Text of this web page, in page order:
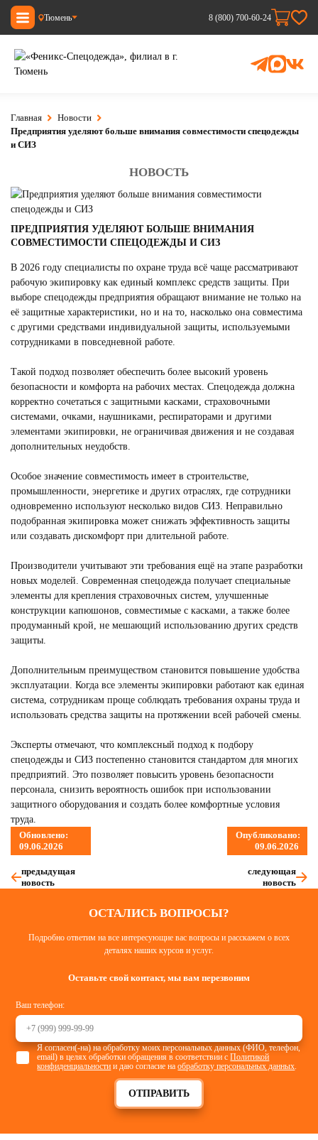
Тюмень 8 (800) 700-60-24
Главная
Новости
Предприятия уделяют больше внимания совместимости спецодежды
и СИЗ
НОВОСТЬ
ПРЕДПРИЯТИЯ УДЕЛЯЮТ БОЛЬШЕ ВНИМАНИЯ
СОВМЕСТИМОСТИ СПЕЦОДЕЖДЫ И СИЗ
В 2026 году специалисты по охране труда всё чаще рассматривают
рабочую экипировку как единый комплекс средств защиты. При
выборе спецодежды предприятия обращают внимание не только на
её защитные характеристики, но и на то, насколько она совместима
с другими средствами индивидуальной защиты, используемыми
сотрудниками в повседневной работе.
Такой подход позволяет обеспечить более высокий уровень
безопасности и комфорта на рабочих местах. Спецодежда должна
корректно сочетаться с защитными касками, страховочными
системами, очками, наушниками, респираторами и другими
элементами экипировки, не ограничивая движения и не создавая
дополнительных неудобств.
Особое значение совместимость имеет в строительстве,
промышленности, энергетике и других отраслях, где сотрудники
одновременно используют несколько видов СИЗ. Неправильно
подобранная экипировка может снижать эффективность защиты
или создавать дискомфорт при длительной работе.
Производители учитывают эти требования ещё на этапе разработки
новых моделей. Современная спецодежда получает специальные
элементы для крепления страховочных систем, улучшенные
конструкции капюшонов, совместимые с касками, а также более
продуманный крой, не мешающий использованию других средств
защиты.
Дополнительным преимуществом становится повышение удобства
эксплуатации. Когда все элементы экипировки работают как единая
система, сотрудникам проще соблюдать требования охраны труда и
использовать средства защиты на протяжении всей рабочей смены.
Эксперты отмечают, что комплексный подход к подбору
спецодежды и СИЗ постепенно становится стандартом для многих
предприятий. Это позволяет повысить уровень безопасности
персонала, снизить вероятность ошибок при использовании
защитного оборудования и создать более комфортные условия
труда.
Обновлено:
09.06.2026
Опубликовано:
09.06.2026
предыдущая
новость
следующая
новость
ОСТАЛИСЬ ВОПРОСЫ?
Подробно ответим на все интересующие вас вопросы и расскажем о всех
деталях наших курсов и услуг.
Оставьте свой контакт, мы вам перезвоним
Ваш телефон:
ОТПРАВИТЬ
Я согласен(-на) на обработку моих персональных данных (ФИО, телефон,
email) в целях обработки обращения в соответствии сПолитикой
конфиденциальности и даю согласие наобработку персональных данных.